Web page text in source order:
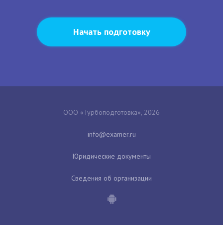
Начать подготовку
ООО «Турбоподготовка», 2026
Юридические документы
Сведения об организации